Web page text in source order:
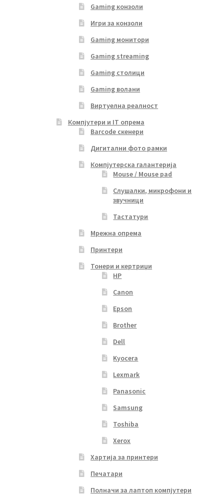
Gaming конзоли
Игри за конзоли
Gaming монитори
Gaming streaming
Gaming столици
Gaming волани
Виртуелна реалност
Компјутери и IT опрема
Barcode скенери
Дигитални фото рамки
Компјутерска галантерија
Mouse / Mouse pad
Слушалки, микрофони и
звучници
Тастатури
Мрежна опрема
Принтери
Тонери и кертриџи
HP
Canon
Epson
Brother
Dell
Kyocera
Lexmark
Panasonic
Samsung
Toshiba
Xerox
Хартија за принтери
Печатари
Полначи за лаптоп компјутери